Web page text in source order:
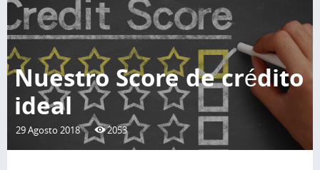
Nuestro Score de crédito
ideal
29 Agosto 2018 2053